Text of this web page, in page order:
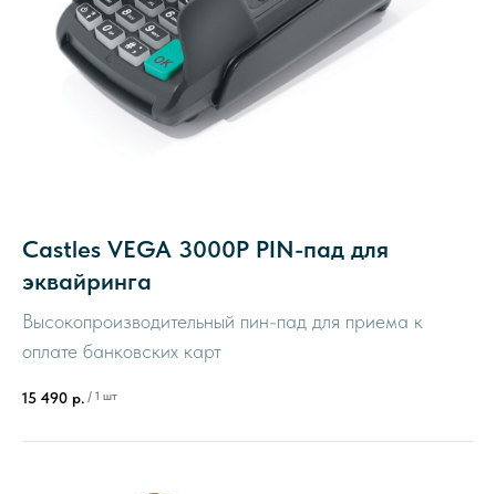
Castles VEGA 3000P PIN-пад для
эквайринга
Высокопроизводительный пин-пад для приема к
оплате банковских карт
15 490 р. / 1 шт